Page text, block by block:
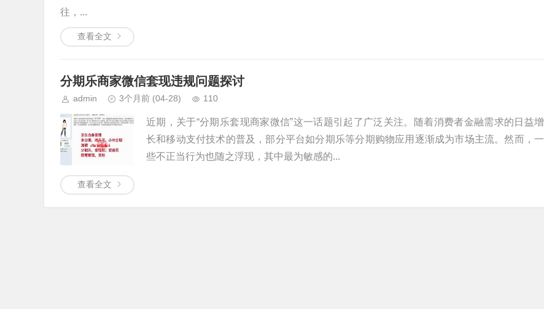
往，...
查看全文
分期乐商家微信套现违规问题探讨
admin 3个月前 (04-28) 110
近期，关于“分期乐套现商家微信”这一话题引起了广泛关注。随着消费者金融需求的日益增
长和移动支付技术的普及，部分平台如分期乐等分期购物应用逐渐成为市场主流。然而，一
些不正当行为也随之浮现，其中最为敏感的...
查看全文